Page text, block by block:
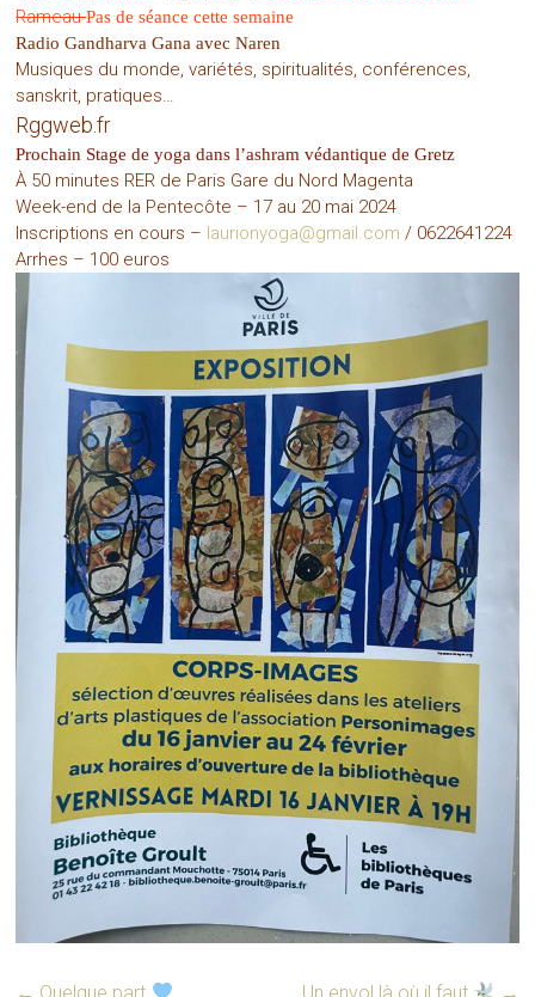
RameauPas de séance cettesemaine
Radio Gandharva Gana avec Naren
Musiques du monde, variétés, spiritualités, conférences,
sanskrit, pratiques…
Rggweb.fr
Prochain Stage de yoga dans l’ashram védantique de Gretz
À 50 minutes RER de Paris Gare du Nord Magenta
Week-end de la Pentecôte – 17 au 20 mai 2024
Inscriptions en cours – laurionyoga@gmail.com / 0622641224
Arrhes – 100 euros
← Quelque part Un envol là où il faut →